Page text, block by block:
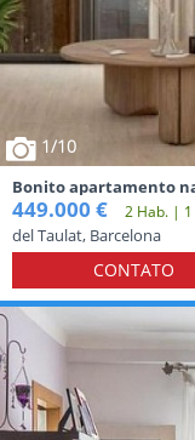
1/10
Bonito apartamento
449.000 € 2 Hab. |
del Taulat, Barcelona
CONTATO